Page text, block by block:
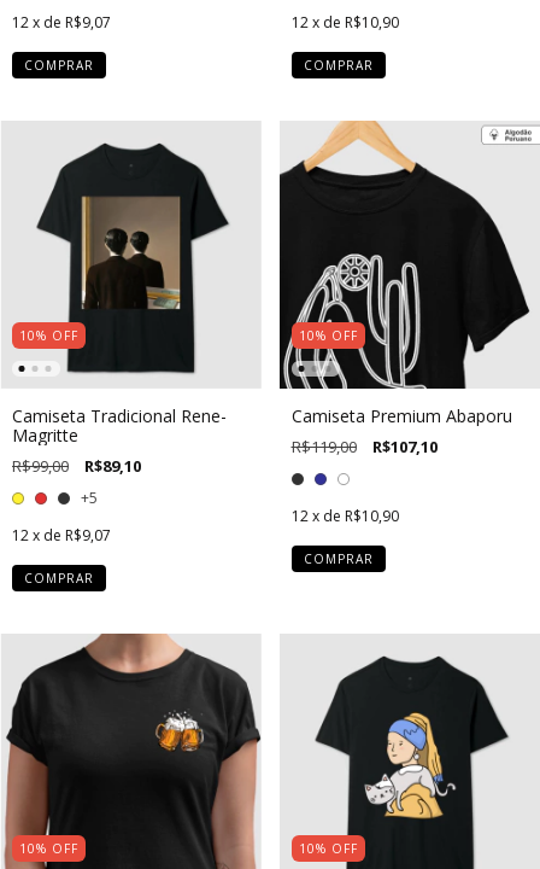
12x de R$9,07
COMPRAR
12 x de R$10,90
COMPRAR
10% OFF
Camiseta Tradicional Rene-
Magritte
R$99,00 R$89,10
+5
12x de R$9,07
COMPRAR
10% OFF
Camiseta Premium Abaporu
R$119,00 R$107,10
12 x de R$10,90
COMPRAR
10% OFF 10% OFF